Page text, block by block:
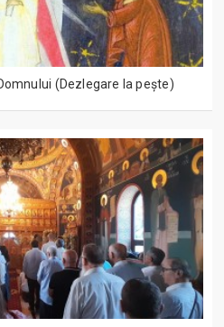
(Dezlegare la peşte)